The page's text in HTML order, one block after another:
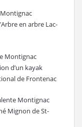
en arbre Lac-
Montignac
d’un kayak
de Frontenac
Montignac
Mignon de St-